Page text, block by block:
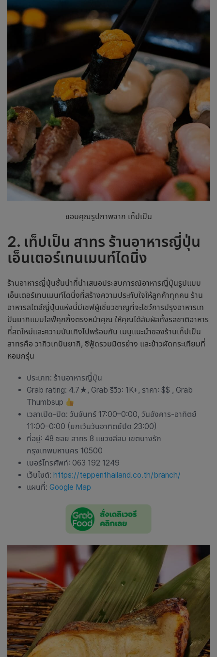
ขอบคุณรูปภาพจาก เท็ปเป็น
2. เท็ปเป็น สาทร ร้านอาหารญี่ปุ่น
เอ็นเตอร์เทนเมนท์ไดนิ่ง
ร้านอาหารญี่ปุ่นชั้นนำที่นำเสนอประสบการณ์อาหารญี่ปุ่นรูปแบบ
เอ็นเตอร์เทนเมนท์ไดนิ่งที่สร้างความประทับใจให้ลูกค้าทุกคน ร้าน
อาหารสไตล์ญี่ปุ่นแห่งนี้มีเชฟผู้เชี่ยวชาญที่จะโชว์การปรุงอาหารเท
ปันยากิแบบไลฟ์คุกกิ้งตรงหน้าคุณ ให้คุณได้สัมผัสทั้งรสชาติอาหาร
ที่สดใหม่และความบันเทิงไปพร้อมกัน เมนูแนะนำของร้านเท็ปเป็น
สาทรคือ วากิวเทปันยากิ, ซีฟู้ดรวมมิตรย่าง และข้าวผัดกระเทียมที่
หอมกรุ่น
ประเภท: ร้านอาหารญี่ปุ่น
Grab rating: 4.7★, Grab รีวิว: 1K+, ราคา: $$ , Grab
Thumbsup
เวลาเปิด-ปิด: วันจันทร์ 17:00–0:00, วันอังคาร-อาทิตย์
11:00–0:00 (ยกเว้นวันอาทิตย์ปิด 23:00)
ที่อยู่: 48 ซอย สาทร 8 แขวงสีลม เขตบางรัก
กรุงเทพมหานคร 10500
เบอร์โทรศัพท์: 063 192 1249
เว็บไซต์: https://teppenthailand.co.th/branch/
แผนที่: Google Map